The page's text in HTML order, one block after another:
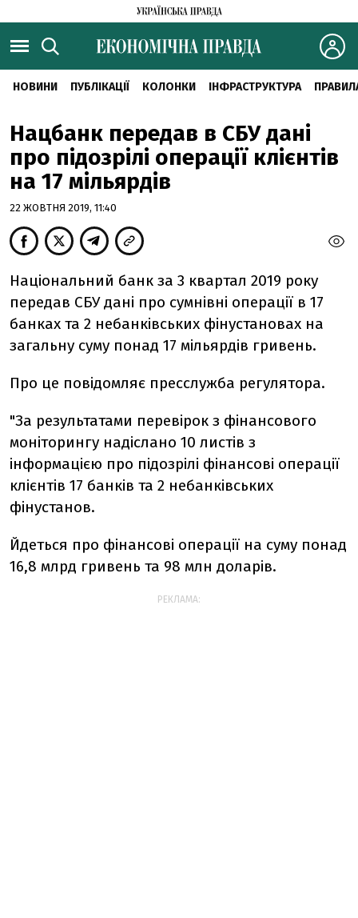
НОВИНИ ПУБЛІКАЦІЇ КОЛОНКИ ІНФРАСТРУКТУРА
Нацбанк передав в СБУ дані
про підозрілі операції клієнтів
на 17 мільярдів
22 ЖОВТНЯ 2019, 11:40
Національний банк за 3 квартал 2019 року
передав СБУ дані про сумнівні операції в 17
банках та 2 небанківських фінустановах на
загальну суму понад 17 мільярдів гривень.
Про це повідомляє пресслужба регулятора.
"За результатами перевірок з фінансового
моніторингу надіслано 10 листів з
інформацією про підозрілі фінансові операції
клієнтів 17 банків та 2 небанківських
фінустанов.
Йдеться про фінансові операції на суму понад
16,8 млрд гривень та 98 млн доларів.
РЕКЛАМА: